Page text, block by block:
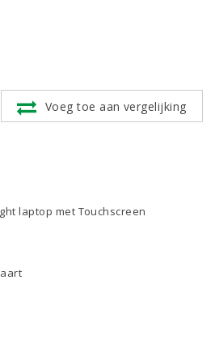
Voeg toe aan vergelijking
laptop met Touchscreen